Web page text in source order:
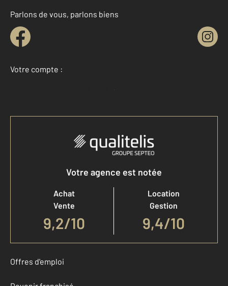
Parlons de vous, parlons biens
Votre compte :
Accéder à mon compte
Votre agence est notée
Achat
Vente
9,2/10
Location
Gestion
9,4/10
Offres d'emploi